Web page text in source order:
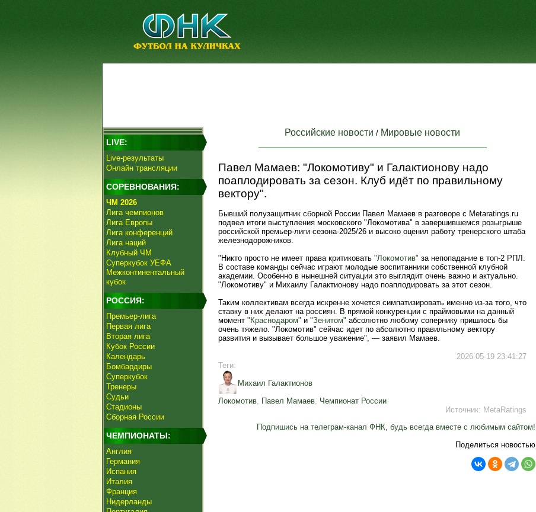
LIVE:
Live-результаты
Онлайн трансляции
СОРЕВНОВАНИЯ:
ЧМ 2026
Лига чемпионов
Лига Европы
Лига конференций
Лига наций
Клубный ЧМ
Суперкубок УЕФА
Межконтинентальный
кубок
РОССИЯ:
Премьер-лига
Первая лига
Вторая лига
Кубок России
Календарь
Бомбардиры
Суперкубок
Тренеры
Судьи
Стадионы
Сборная России
ЧЕМПИОНАТЫ:
Англия
Германия
Испания
Италия
Франция
Нидерланды
Российские новости / Мировые новости
Павел Мамаев: "Локомотиву" и Галактионову надо
поаплодировать за сезон. Клуб идёт по правильному
вектору".
Бывший полузащитник сборной России Павел Мамаев в разговоре с Metaratings.ru
подвел итоги выступления московского "Локомотива" в завершившемся розыгрыше
российской премьер-лиги сезона-2025/26 и высоко оценил работу тренерского штаба
железнодорожников.
"Никто просто не имеет права критиковать "Локомотив" за непопадание в топ-2 РПЛ.
В составе команды сейчас играют молодые воспитанники собственной клубной
академии. Особенно в нынешней ситуации это выглядит очень важно и актуально.
"Локомотиву" и Михаилу Галактионову надо поаплодировать за этот сезон.
Таким коллективам всегда искренне хочется симпатизировать именно из-за того, что
ставку в них делают на россиян. В прямой конкуренции с праймовыми на данный
момент "Краснодаром" и "Зенитом" абсолютно любому сопернику пришлось бы
очень тяжело. "Локомотив" сейчас идет по абсолютно правильному вектору
развития и вызывает большое уважение", — заявил Мамаев.
2026-05-19 23:41:27
Теги:
Михаил Галактионов
Локомотив, Павел Мамаев, Чемпионат России
Источник: MetaRatings
Подпишись на телеграм-канал ФНК, будь всегда вместе с любимым сайтом!
Поделиться новостью